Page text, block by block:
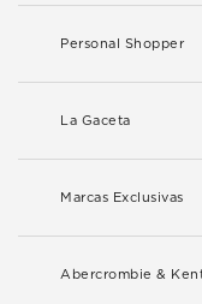
Personal Shopper
La Gaceta
Marcas Exclusivas
Abercrombie &